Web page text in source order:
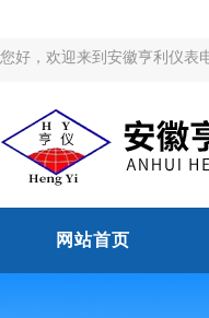
您好，欢迎来到安徽亨利仪表
网站首页